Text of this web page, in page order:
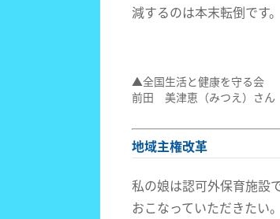
減するのは本末転倒です。
▲全国生活と健康を守る会
前田 美津恵（みつえ）さん
地域主権改革
私の娘は認可外保育施設
おこなっていただきたい。